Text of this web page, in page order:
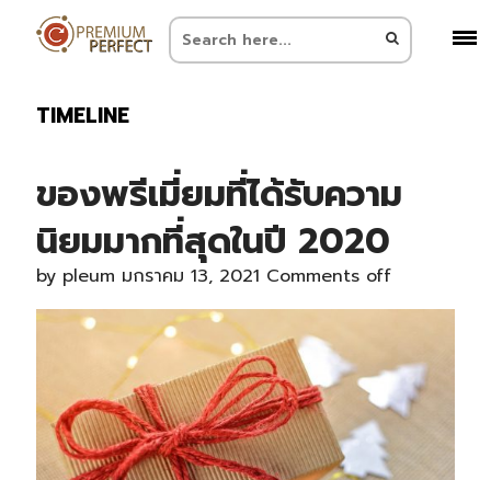
TIMELINE
ของพรีเมี่ยมที่ได้รับความ
นิยมมากที่สุดในปี 2020
by pleum มกราคม 13, 2021 Comments off